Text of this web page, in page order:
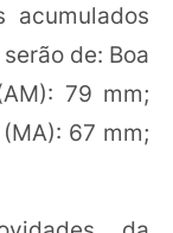
de: Boa
79 mm;
67 mm;